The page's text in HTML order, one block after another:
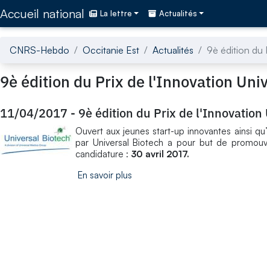
Accueil national La lettre Actualités
CNRS-Hebdo Occitanie Est Actualités 9è édition du
9è édition du Prix de l'Innovation
11/04/2017 - 9è édition du Prix de l'Innovation
Ouvert aux jeunes start-up innovantes ainsi
par Universal Biotech a pour but de
candidature : 30 avril 2017.
En savoir plus